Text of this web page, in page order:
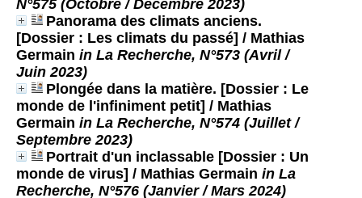
N°575 (Octobre / Décembre 2023)
Panorama des climats anciens.
[Dossier : Les climats du passé] / Mathias
Germain in La Recherche, N°573 (Avril /
Juin 2023)
Plongée dans la matière. [Dossier : Le
monde de l'infiniment petit] / Mathias
Germain in La Recherche, N°574 (Juillet /
Septembre 2023)
Portrait d'un inclassable [Dossier : Un
monde de virus] / Mathias Germain in La
Recherche, N°576 (Janvier / Mars 2024)